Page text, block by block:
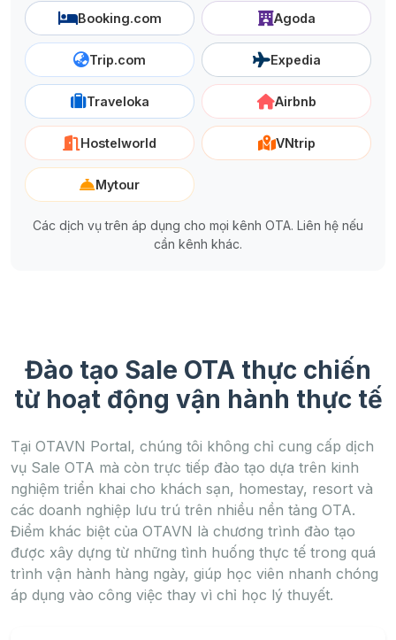
Booking.com Agoda
Trip.com Expedia
Traveloka Airbnb
Hostelworld VNtrip
Mytour
Các dịch vụ trên áp dụng cho mọi kênh OTA. Liên hệ nếu
cần kênh khác.
Đào tạo Sale OTA thực chiến
từ hoạt động vận hành thực tế
Tại OTAVN Portal, chúng tôi không chỉ cung cấp dịch
vụ Sale OTA mà còn trực tiếp đào tạo dựa trên kinh
nghiệm triển khai cho khách sạn, homestay, resort và
các doanh nghiệp lưu trú trên nhiều nền tảng OTA.
Điểm khác biệt của OTAVN là chương trình đào tạo
được xây dựng từ những tình huống thực tế trong quá
trình vận hành hàng ngày, giúp học viên nhanh chóng
áp dụng vào công việc thay vì chỉ học lý thuyết.